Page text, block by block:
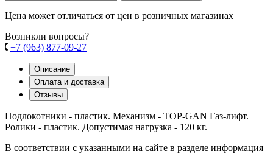
Цена может отличаться от цен в розничных магазинах
Возникли вопросы?
+7 (963) 877-09-27
Описание
Оплата и доставка
Отзывы
Подлокотники - пластик. Механизм - TOP-GAN Газ-лифт.
Ролики - пластик. Допустимая нагрузка - 120 кг.
В соответствии с указанными на сайте в разделе информация